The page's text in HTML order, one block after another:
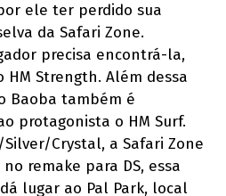
ele ter perdido sua
da Safari Zone.
precisa encontrá-la,
HM Strength. Além dessa
Baoba também é
protagonista o HM Surf.
Crystal, a Safari Zone
remake para DS, essa
lugar ao Pal Park, local